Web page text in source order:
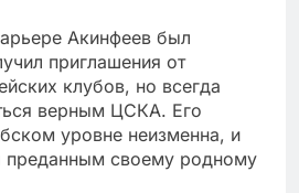
Акинфеев был
приглашения от
клубов, но всегда
верным ЦСКА. Его
уровне неизменна, и
преданным своему родному